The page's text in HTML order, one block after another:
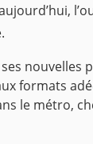
nouvelles
formats
le métro,